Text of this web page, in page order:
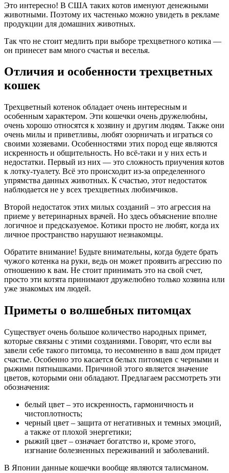
Это интересно! В США таких котов именуют денежными
животными. Поэтому их частенько можно увидеть в рекламе
продукции для домашних животных.
Так что не стоит медлить при выборе трехцветного котика —
он принесет вам много счастья и веселья.
Отличия и особенности трехцветных
кошек
Трехцветный котенок обладает очень интересным и
особенным характером. Эти кошечки очень дружелюбны,
очень хорошо относятся к хозяину и другим людям. Также они
очень милы и приветливы, любят озорничать и играться со
своими хозяевами. Особенностями этих пород еще являются
искренность и общительность. Но всё-таки и у них есть и
недостатки. Первый из них — это сложность приучения котов
к лотку-туалету. Всё это происходит из-за определенного
упрямства данных животных. К счастью, этот недостаток
наблюдается не у всех трехцветных любимчиков.
Второй недостаток этих милых созданий – это агрессия на
приеме у ветеринарных врачей. Но здесь объяснение вполне
логичное и предсказуемое. Котики просто не любят, когда их
личное пространство нарушают незнакомцы.
Обратите внимание! Будьте внимательны, когда будете брать
чужого котенка на руки, ведь он может проявить агрессию по
отношению к вам. Не стоит принимать это на свой счет,
просто эти котята принимают дружелюбно только хозяина или
уже знакомых им людей.
Приметы о волшебных питомцах
Существует очень большое количество народных примет,
которые связаны с этими созданиями. Говорят, что если вы
завели себе такого питомца, то несомненно в ваш дом придет
счастье. Особенно это касается белых питомцев с черными и
рыжими пятнышками. Причиной этого является значение
цветов, которыми они обладают. Предлагаем рассмотреть эти
обозначения:
белый цвет – это искренность, гармоничность и
чистоплотность;
черный цвет – защита от негативных и темных эмоций,
а также от плохой энергетики;
рыжий цвет – означает богатство и, кроме этого,
изгнание болезненных переживаний и заболеваний.
В Японии данные кошечки вообще являются талисманом.